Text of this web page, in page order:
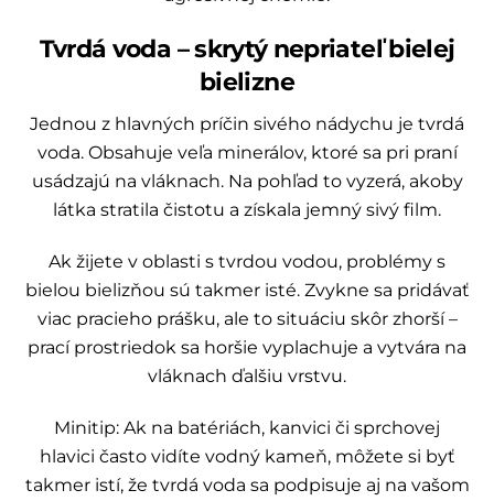
Tvrdá voda – skrytý nepriateľ bielej
bielizne
Jednou z hlavných príčin sivého nádychu je tvrdá
voda. Obsahuje veľa minerálov, ktoré sa pri praní
usádzajú na vláknach. Na pohľad to vyzerá, akoby
látka stratila čistotu a získala jemný sivý film.
Ak žijete v oblasti s tvrdou vodou, problémy s
bielou bielizňou sú takmer isté. Zvykne sa pridávať
viac pracieho prášku, ale to situáciu skôr zhorší –
prací prostriedok sa horšie vyplachuje a vytvára na
vláknach ďalšiu vrstvu.
Minitip: Ak na batériách, kanvici či sprchovej
hlavici často vidíte vodný kameň, môžete si byť
takmer istí, že tvrdá voda sa podpisuje aj na vašom